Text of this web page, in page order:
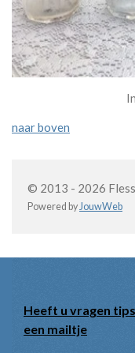
naar boven
© 2013 - 2026
Powered byJouwWeb
Heeft u vragen
een mailtje